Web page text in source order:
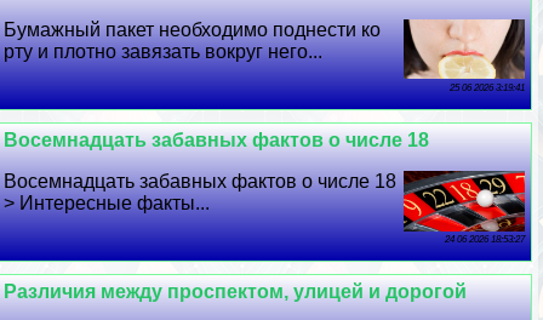
Бумажный пакет необходимо поднести ко
рту и плотно завязать вокруг него...
25 06 2026 3:19:41
Восемнадцать забавных фактов о числе 18
Восемнадцать забавных фактов о числе 18
> Интересные факты...
24 06 2026 18:53:27
Различия между проспектом, улицей и дорогой